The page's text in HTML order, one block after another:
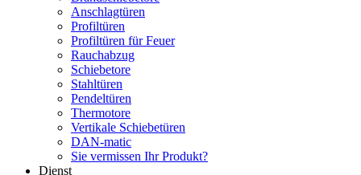
Anschlagtüren
Profiltüren
Profiltüren für Feuer
Rauchabzug
Schiebetore
Stahltüren
Pendeltüren
Thermotore
Vertikale Schiebetüren
DAN-matic
Sie vermissen Ihr Produkt?
Dienst